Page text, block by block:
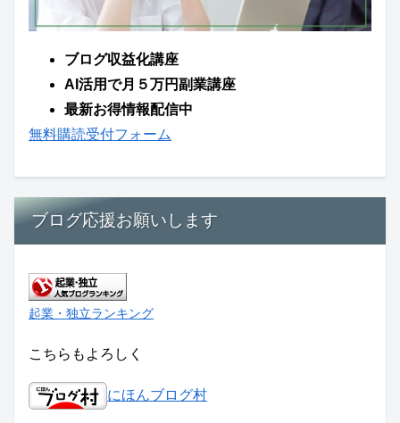
ブログ収益化講座
AI活用で月５万円副業講座
最新お得情報配信中
無料購読受付フォーム
ブログ応援お願いします
起業・独立ランキング
こちらもよろしく
にほんブログ村